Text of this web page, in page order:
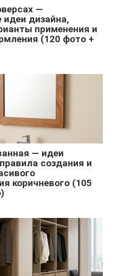
—
дизайна,
применения и
(120 фото +
— идеи
создания и
коричневого (105